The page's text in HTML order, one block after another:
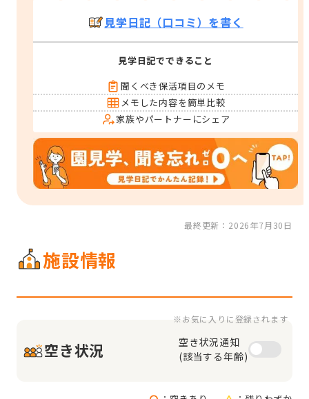
見学日記（口コミ）を書く
見学日記でできること
聞くべき保活項目のメモ
メモした内容を簡単比較
家族やパートナーにシェア
最終更新：2026年7月30日
施設情報
空き状況
※お気に入りに登録されます
空き状況通知
(該当する年齢)